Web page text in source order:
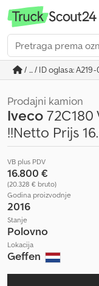
/ ... / ID oglasa:
Prodajni kamion
Iveco
!!Netto Prijs
VB plus PDV
16.800 €
(20.328 € bruto)
Godina proizvodnje
2016
Stanje
Polovno
Lokacija
Geffen